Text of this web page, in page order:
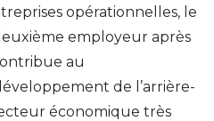
opérationnelles, le
employeur après
au
de l’arrière-
économique très